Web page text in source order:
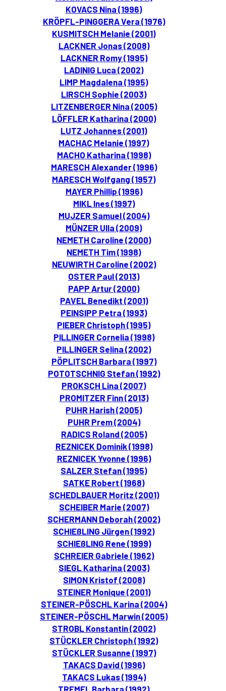
KOVACS Nina (1996)
KRÖPFL-PINGGERA Vera (1976)
KUSMITSCH Melanie (2001)
LACKNER Jonas (2008)
LACKNER Romy (1995)
LADINIG Luca (2002)
LIMP Magdalena (1995)
LIRSCH Sophie (2003)
LITZENBERGER Nina (2005)
LÖFFLER Katharina (2000)
LUTZ Johannes (2001)
MACHAC Melanie (1997)
MACHO Katharina (1998)
MARESCH Alexander (1996)
MARESCH Wolfgang (1957)
MAYER Phillip (1996)
MIKL Ines (1997)
MUJZER Samuel (2004)
MÜNZER Ulla (2009)
NEMETH Caroline (2000)
NEMETH Tim (1998)
NEUWIRTH Caroline (2002)
OSTER Paul (2013)
PAPP Artur (2000)
PAVEL Benedikt (2001)
PEINSIPP Petra (1993)
PIEBER Christoph (1995)
PILLINGER Cornelia (1998)
PILLINGER Selina (2002)
PÖPLITSCH Barbara (1997)
POTOTSCHNIG Stefan (1992)
PROKSCH Lina (2007)
PROMITZER Finn (2013)
PUHR Harish (2005)
PUHR Prem (2004)
RADICS Roland (2005)
REZNICEK Dominik (1998)
REZNICEK Yvonne (1996)
SALZER Stefan (1995)
SATKE Robert (1968)
SCHEDLBAUER Moritz (2001)
SCHEIBER Marie (2007)
SCHERMANN Deborah (2002)
SCHIEßLING Jürgen (1992)
SCHIEßLING Rene (1999)
SCHREIER Gabriele (1962)
SIEGL Katharina (2003)
SIMON Kristof (2008)
STEINER Monique (2001)
STEINER-PÖSCHL Karina (2004)
STEINER-PÖSCHL Marwin (2005)
STROBL Konstantin (2002)
STÜCKLER Christoph (1992)
STÜCKLER Susanne (1997)
TAKACS David (1996)
TAKACS Lukas (1994)